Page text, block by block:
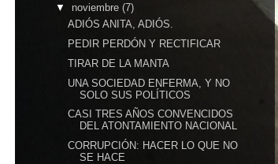
▼ noviembre (7)
ADIÓS ANITA, ADIÓS.
PEDIR PERDÓN Y RECTIFICAR
TIRAR DE LA MANTA
UNA SOCIEDAD ENFERMA, Y NO
SOLO SUS POLÍTICOS
CASI TRES AÑOS CONVENCIDOS
DEL ATONTAMIENTO NACIONAL
CORRUPCIÓN: HACER LO QUE NO
SE HACE